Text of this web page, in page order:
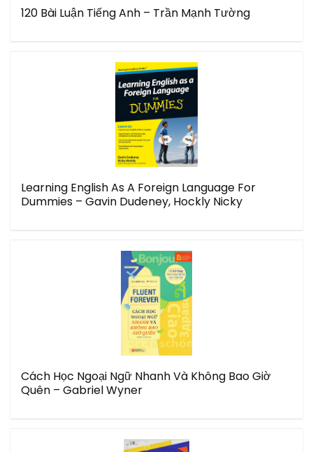
120 Bài Luận Tiếng Anh – Trần Mạnh Tường
Learning English As A Foreign Language For
Dummies – Gavin Dudeney, Hockly Nicky
Cách Học Ngoại Ngữ Nhanh Và Không Bao Giờ
Quên – Gabriel Wyner